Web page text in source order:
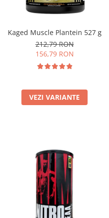
Kaged Muscle Plantein 527 g
212,79 RON
156,79 RON
VEZI VARIANTE